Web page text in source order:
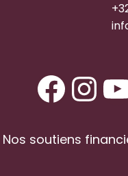
Nos soutiens